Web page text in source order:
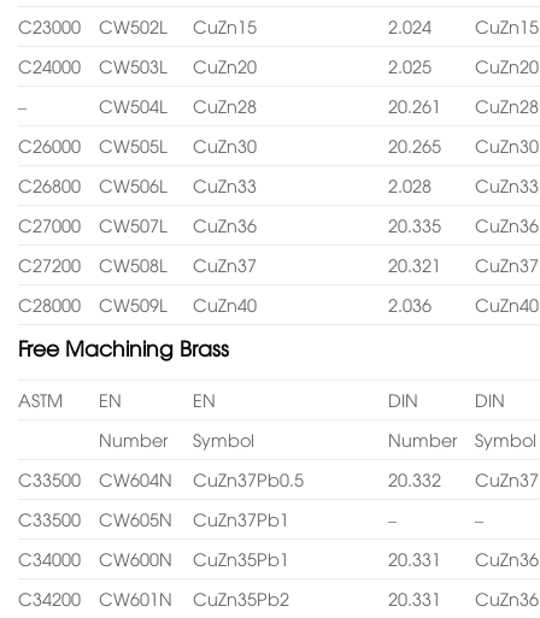
C23000
CW502L CuZn15 2.024
CuZn15
C24000
CW503L CuZn20 2.025
CuZn20
–
CW504L CuZn28 20.261
CuZn28
C26000
CW505L CuZn30 20.265
CuZn30
C26800
CW506L CuZn33 2.028
CuZn33
C27000
CW507L CuZn36 20.335
CuZn36
C27200
CW508L CuZn37 20.321
CuZn37
C28000
CW509L CuZn40 2.036 CuZn40
Free Machining Brass
ASTM EN EN DIN
DIN
Number
Symbol Number
Symbol
C33500
CW604N CuZn37Pb0.5 20.332
C33500
CW605N CuZn37Pb1 –
–
C34000
CW600N CuZn35Pb1 20.331
C34200
CW601N CuZn35Pb2 20.331